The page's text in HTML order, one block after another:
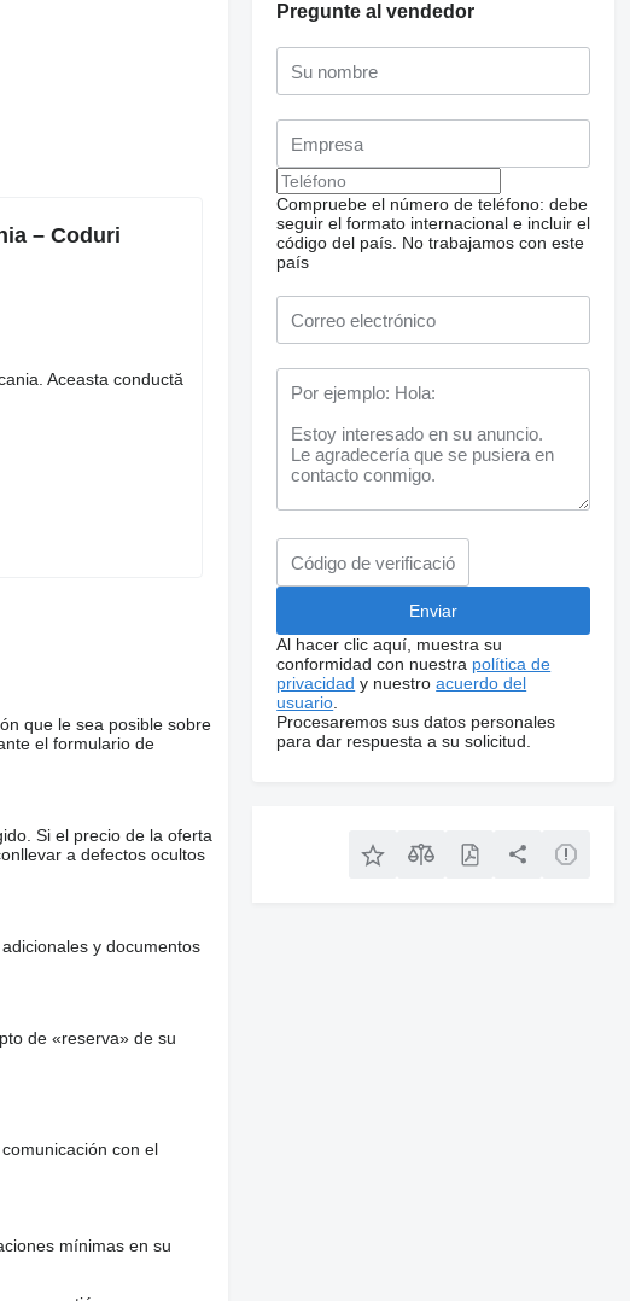
– Coduri
Aceasta conductă
que le sea posible sobre
el formulario de
Si el precio de la oferta
a defectos ocultos
y documentos
de «reserva» de su
con el
mínimas en su
Pregunte al vendedor
Compruebe el número de teléfono: debe
seguir el formato internacional e incluir el
código del país. No trabajamos con este
país
Al hacer clic aquí, muestra su
conformidad con nuestra política de
privacidad y nuestroacuerdo del
usuario
Procesaremos sus datos personales
para dar respuesta a su solicitud.